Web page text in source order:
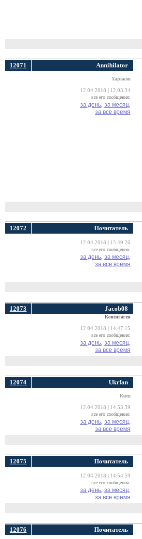
12071 Annihilator
Харьков
12.04.2018 | 12:03:34
все его сообщения:
за день, за месяц,
за все время
12072 Почитатель
12.04.2018 | 13:49:26
все его сообщения:
за день, за месяц,
за все время
12073 Jacob08
Копенгаген
12.04.2018 | 14:47:15
все его сообщения:
за день, за месяц,
за все время
12074 Ukrfan
Киев
12.04.2018 | 14:53:39
все его сообщения:
за день, за месяц,
за все время
12075 Почитатель
12.04.2018 | 14:54:59
все его сообщения:
за день, за месяц,
за все время
12076 Почитатель